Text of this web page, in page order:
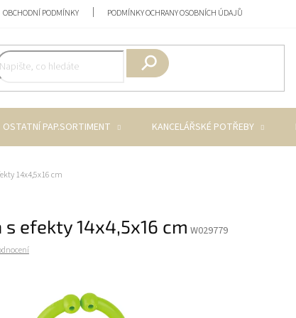
OBCHODNÍ PODMÍNKY PODMÍNKY OCHRANY OSOBNÍCH ÚDAJŮ
OSTATNÍ PAP.SORTIMENT KANCELÁŘSKÉ POTŘEBY
14x4,5x16 cm
s efekty 14x4,5x16 cm W029779